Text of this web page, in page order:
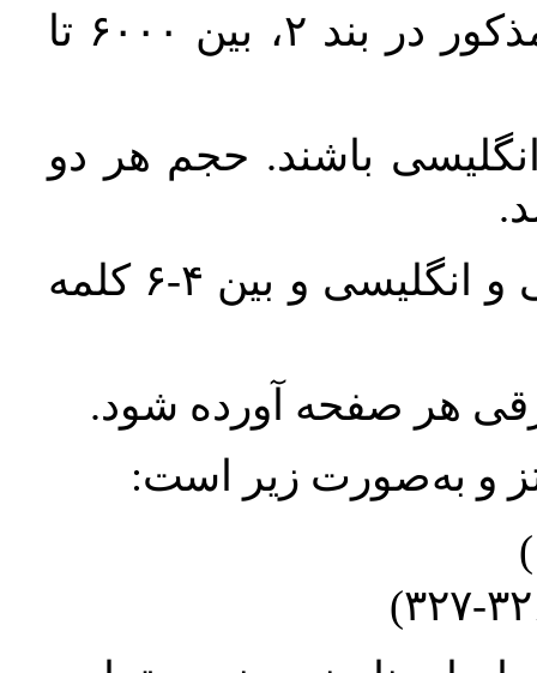
حجم کل مقاله با احتساب تمام بخش‌های مذکور در بند ۲، بین ۶۰۰۰ تا
باشند. حجم هر دو
واژگان کلیدی بلافاصله پس از چکیده فارسی و انگلیسی و بین ۴-۶ کلمه
هر صفحه آورده شود.
و به‌صورت زیر است: